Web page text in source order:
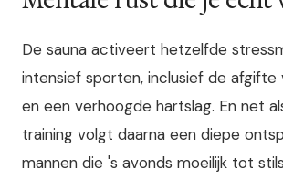
De sauna activeert hetzelfde
intensief sporten, inclusief de afgifte
en een verhoogde hartslag. En net
training volgt daarna een diepe
mannen die 's avonds moeilijk tot